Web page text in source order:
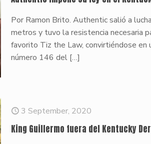
Por Ramon Brito. Authentic salió a
metros y tuvo la resistencia necesaria
favorito Tiz the Law, convirtiéndose en
número 146 del […]
3 September, 2020
King Guillermo fuera del Kentucky